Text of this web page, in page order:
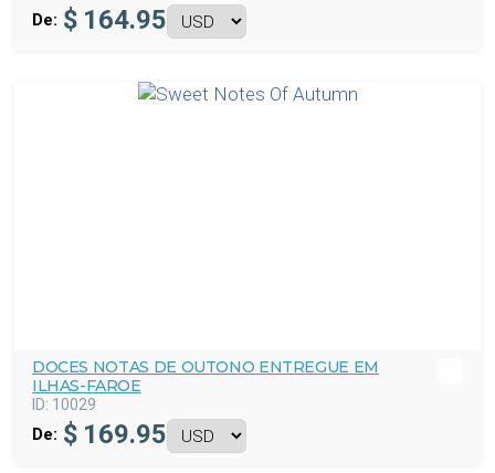
De: $ 164.95
DOCES NOTAS DE OUTONO ENTREGUE EM
ILHAS-FAROE
ID: 10029
De: $ 169.95